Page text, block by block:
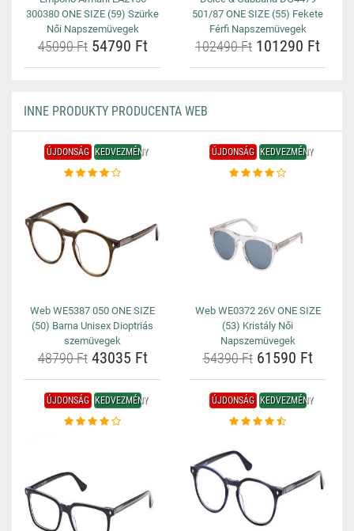
300380 ONE SIZE (59) Szürke
Női Napszemüvegek
45090 Ft54790 Ft
501/87 ONE SIZE (55) Fekete
Férfi Napszemüvegek
102490 Ft 101290 Ft
INNE PRODUKTY PRODUCENTA WEB
ÚJDONSÁG KEDVEZMÉNY
Web WE5387 050 ONE SIZE
(50) Barna Unisex Dioptriás
szemüvegek
48790 Ft43035 Ft
ÚJDONSÁG KEDVEZMÉNY
Web WE0372 26V ONE SIZE
(53) Kristály Női
Napszemüvegek
54390 Ft61590 Ft
ÚJDONSÁG KEDVEZMÉNY ÚJDONSÁG KEDVEZMÉNY